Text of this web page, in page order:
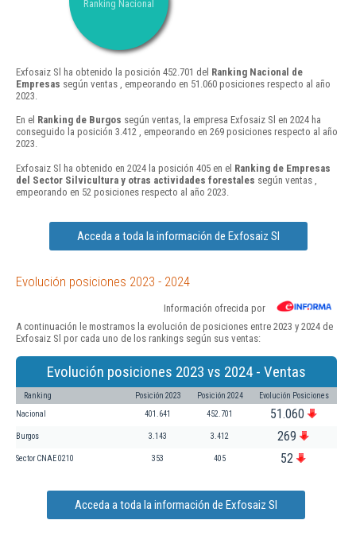
Ranking Nacional
Exfosaiz Sl ha obtenido la posición 452.701 del Ranking Nacional de
Empresas según ventas , empeorando en 51.060 posiciones respecto al año
2023.
En el Ranking de Burgos según ventas, la empresa Exfosaiz Sl en 2024 ha
conseguido la posición 3.412 , empeorando en 269 posiciones respecto al año
2023.
Exfosaiz Sl ha obtenido en 2024 la posición 405 en el Ranking de Empresas
del Sector Silvicultura y otras actividades forestales según ventas ,
empeorando en 52 posiciones respecto al año 2023.
Acceda a toda la información de Exfosaiz Sl
Evolución posiciones 2023 - 2024
Información ofrecida por
A continuación le mostramos la evolución de posiciones entre 2023 y 2024 de
Exfosaiz Sl por cada uno de los rankings según sus ventas:
Evolución posiciones 2023 vs 2024 - Ventas
Ranking Posición 2023 Posición 2024 Evolución Posiciones
Nacional 401.641 452.701 51.060
Burgos 3.143 3.412 269
Sector CNAE 0210 353 405 52
Acceda a toda la información de Exfosaiz Sl